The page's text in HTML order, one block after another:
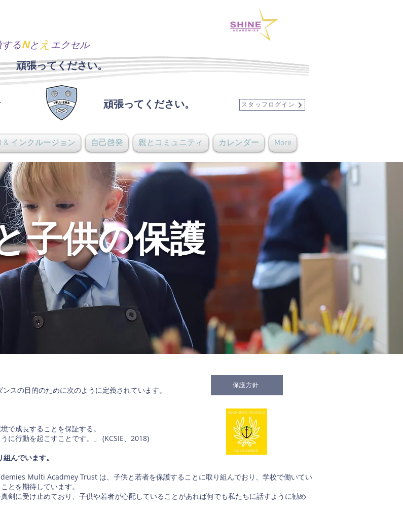
るNと え エクセル
頑張ってください。 スタッフログイン
頑張ってください。
& インクルージョン 自己啓発 親とコミュニティ カレンダー More
子供の保護
スの目的のために次のように定義されています。
で成長することを保証する。
に行動を起こすことです。」 (KCSIE、2018)
んでいます。
Multi Acadmey Trust は、子供と若者を保護することに取り組んでおり、学校で働いてい
とを期待しています。
剣に受け止めており、子供や若者が心配していることがあれば何でも私たちに話すように勧め
保護方針